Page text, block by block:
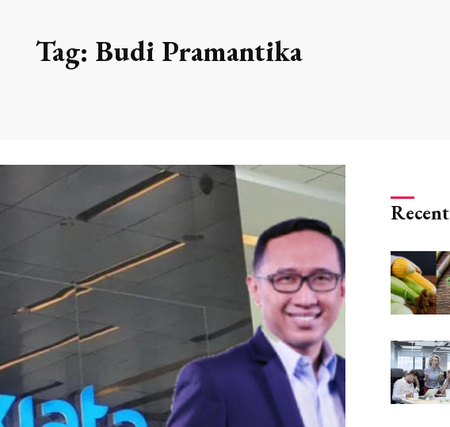
Tag: Budi Pramantika
Recent